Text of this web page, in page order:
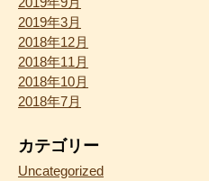
2019年3月
2018年12月
2018年11月
2018年10月
2018年7月
カテゴリー
Uncategorized